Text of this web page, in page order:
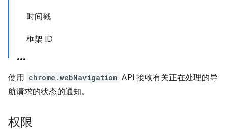
时间戳
框架 ID
使用 chrome.webNavigation API 接收有关正在处理的导
航请求的状态的通知。
权限